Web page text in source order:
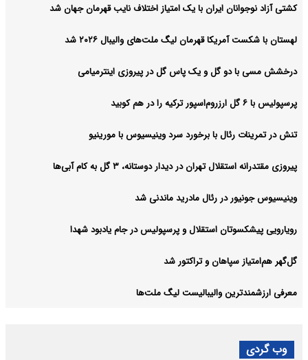
کشتی آزاد نوجوانان ایران با یک امتیاز اختلاف نایب قهرمان جهان شد
لهستان با شکست آمریکا قهرمان لیگ ملت‌های والیبال ۲۰۲۶ شد
درخشش مسی با دو گل و یک پاس گل در پیروزی اینترمیامی
پرسپولیس با ۶ گل ارزروم‌اسپور ترکیه را در هم کوبید
تنش در تمرینات رئال با برخورد سرد وینیسیوس با مورینیو
پیروزی مقتدرانه استقلال تهران در دیدار دوستانه، ۳ گل به کام آبی‌ها
وینیسیوس جونیور در رئال مادرید ماندنی شد
رویارویی پیشکسوتان استقلال و پرسپولیس در جام یادبود شهدا
گل‌گهر هم‌امتیاز سپاهان و تراکتور شد
معرفی ارزشمندترین والیبالیست لیگ ملت‌ها
وب گردی